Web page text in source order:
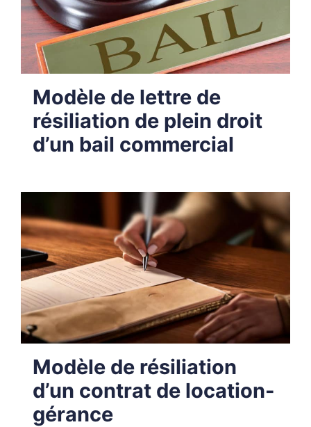
Modèle de lettre de
résiliation de plein droit
d’un bail commercial
Modèle de résiliation
d’un contrat de location-
gérance